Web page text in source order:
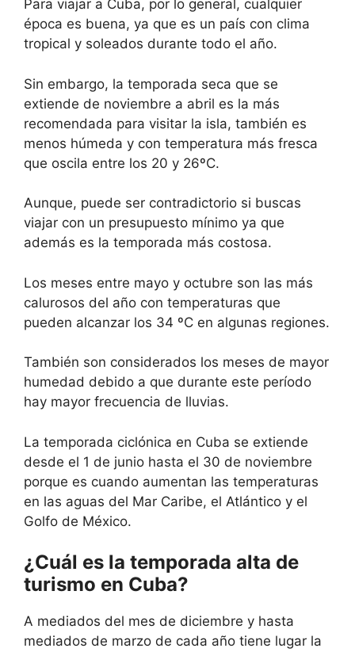
Para viajar a Cuba, por lo general, cualquier
época es buena, ya que es un país con clima
tropical y soleados durante todo el año.
Sin embargo, la temporada seca que se
extiende de noviembre a abril es la más
recomendada para visitar la isla, también es
menos húmeda y con temperatura más fresca
que oscila entre los 20 y 26ºC.
Aunque, puede ser contradictorio si buscas
viajar con un presupuesto mínimo ya que
además es la temporada más costosa.
Los meses entre mayo y octubre son las más
calurosos del año con temperaturas que
pueden alcanzar los 34 ºC en algunas regiones.
También son considerados los meses de mayor
humedad debido a que durante este período
hay mayor frecuencia de lluvias.
La temporada ciclónica en Cuba se extiende
desde el 1 de junio hasta el 30 de noviembre
porque es cuando aumentan las temperaturas
en las aguas del Mar Caribe, el Atlántico y el
Golfo de México.
¿Cuál es la temporada alta de
turismo en Cuba?
A mediados del mes de diciembre y hasta
mediados de marzo de cada año tiene lugar la